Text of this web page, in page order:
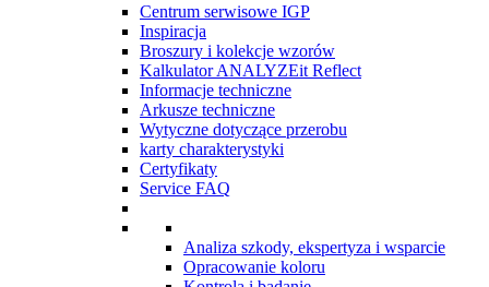
Centrum serwisowe IGP
Inspiracja
Broszury i kolekcje wzorów
Kalkulator ANALYZEit Reflect
Informacje techniczne
Arkusze techniczne
Wytyczne dotyczące przerobu
karty charakterystyki
Certyfikaty
Service FAQ
Analiza szkody, ekspertyza i wsparcie
Opracowanie koloru